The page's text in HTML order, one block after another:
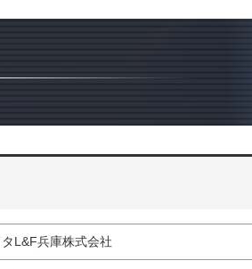
タL&F兵庫株式会社